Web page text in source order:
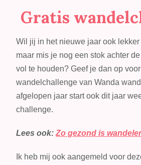
Gratis
Wil jij in het nieuwe jaar ook
maar mis je nog een stok achter
vol te houden? Geef je dan op
wandelchallenge van Wanda
afgelopen jaar start ook dit jaar
challenge.
Lees ook:Zo gezond is
Ik heb mij ook aangemeld voor